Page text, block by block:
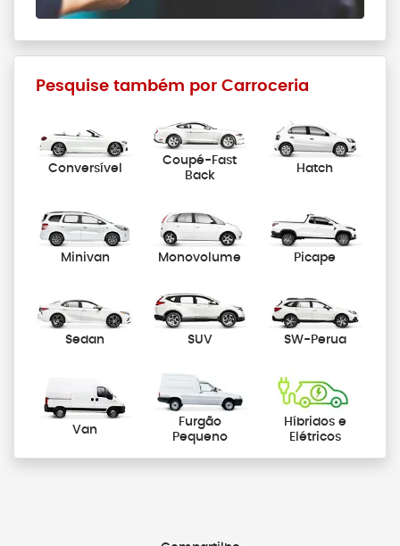
Pesquise também por Carroceria
Conversível
Coupé-Fast
Back
Hatch
Minivan Monovolume Picape
Sedan SUV SW-Perua
Van
Furgão
Pequeno
Híbridos e
Elétricos